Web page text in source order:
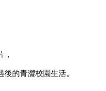
的青澀校園生活。